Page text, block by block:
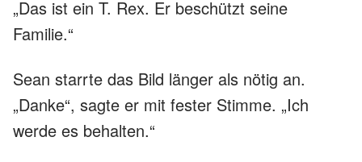
„Das ist ein T. Rex. Er beschützt seine
Familie.“
Sean starrte das Bild länger als nötig an.
„Danke“, sagte er mit fester Stimme. „Ich
werde es behalten.“